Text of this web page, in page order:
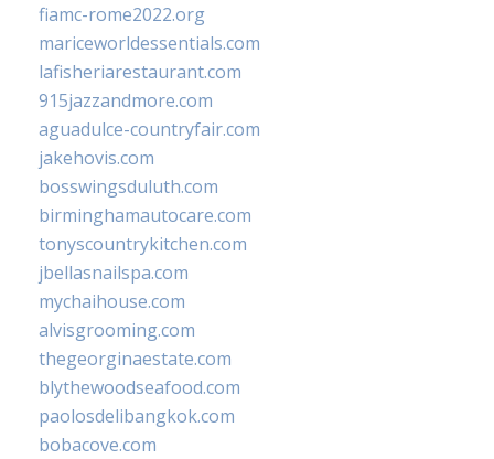
fiamc-rome2022.org
mariceworldessentials.com
lafisheriarestaurant.com
915jazzandmore.com
aguadulce-countryfair.com
jakehovis.com
bosswingsduluth.com
birminghamautocare.com
tonyscountrykitchen.com
jbellasnailspa.com
mychaihouse.com
alvisgrooming.com
thegeorginaestate.com
blythewoodseafood.com
paolosdelibangkok.com
bobacove.com